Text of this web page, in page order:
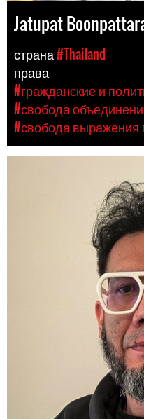
Jatupat
страна#Thailand
права
#гражданские и
#свобода
#свобода выражения